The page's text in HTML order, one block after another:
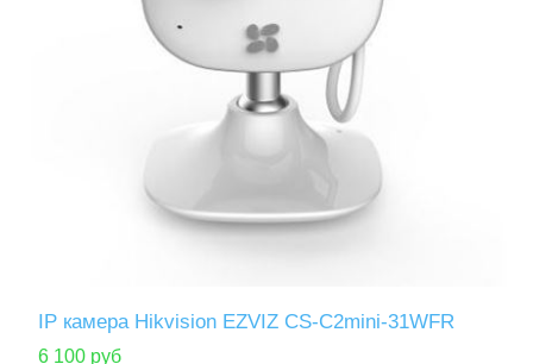
IP камера Hikvision EZVIZ CS-C2mini-31WFR
6 100 руб